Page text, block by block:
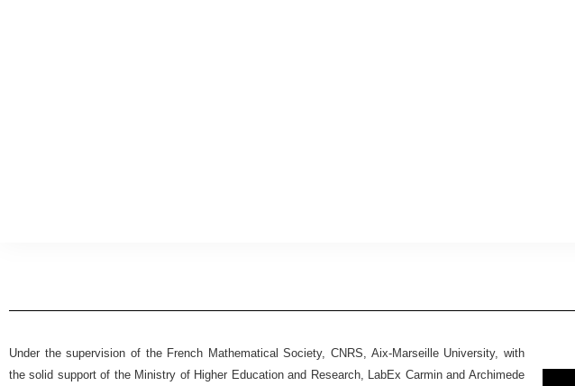
Under the supervision of the French Mathematical Society, CNRS, Aix-Marseille University, with
the solid support of the Ministry of Higher Education and Research, LabEx Carmin and Archimede